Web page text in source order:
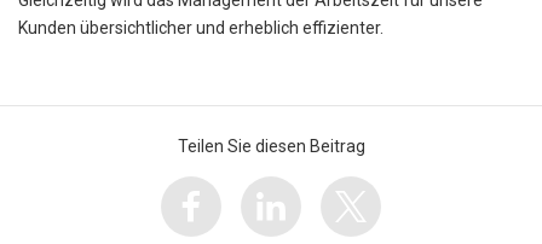
Kunden übersichtlicher und erheblich effizienter.
Teilen Sie diesen Beitrag